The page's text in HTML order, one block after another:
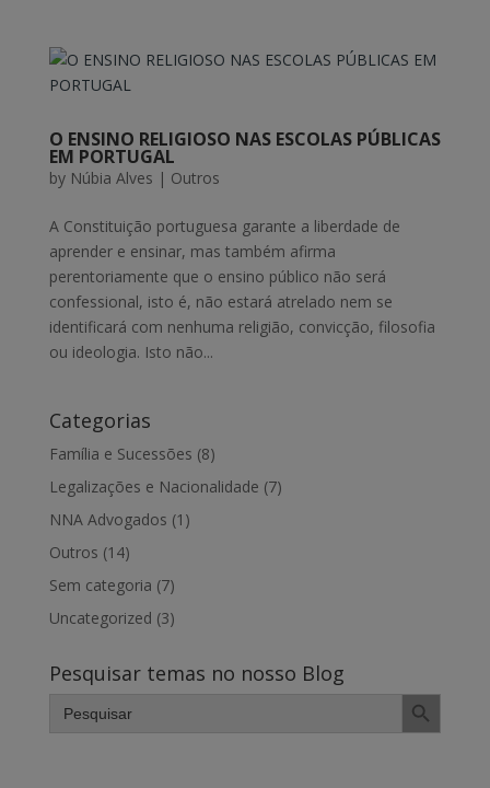
O ENSINO RELIGIOSO NAS ESCOLAS PÚBLICAS
EM PORTUGAL
by Núbia Alves | Outros
A Constituição portuguesa garante a liberdade de
aprender e ensinar, mas também afirma
perentoriamente que o ensino público não será
confessional, isto é, não estará atrelado nem se
identificará com nenhuma religião, convicção, filosofia
ou ideologia. Isto não...
Categorias
Família e Sucessões (8)
Legalizações e Nacionalidade (7)
NNA Advogados (1)
Outros (14)
Sem categoria (7)
Uncategorized (3)
Pesquisar temas no nosso Blog
Search
for:
Search Button